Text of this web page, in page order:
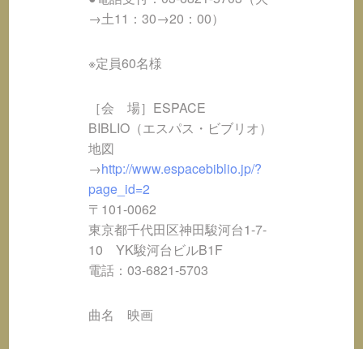
→土11：30→20：00）
※定員60名様
［会 場］ESPACE
BIBLIO（エスパス・ビブリオ）
地図
→http://www.espacebiblio.jp/?
page_id=2
〒101-0062
東京都千代田区神田駿河台1-7-
10 YK駿河台ビルB1F
電話：03-6821-5703
曲名 映画